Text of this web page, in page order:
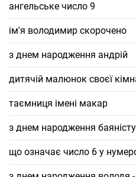
ангельське число 9
ім'я володимир скорочено
з днем народження андрій
дитячій малюнок своєї
таємниця імені макар
з днем народження баяністу
що означає число 6 у